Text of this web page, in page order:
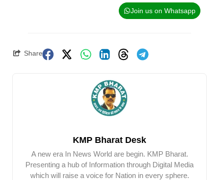
Join us on Whatsapp
Share
KMP Bharat Desk
A new era In News World are begin. KMP Bharat.
Presenting a hub of Information through Digital Media
which will raise a voice for Nation in every sphere.